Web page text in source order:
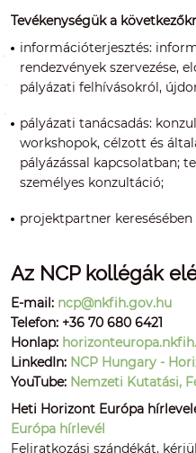
Tevékenységük a
információterjesztés:
rendezvények szervezése,
pályázati felhívásokról,
pályázati tanácsadás:
workshopok, célzott és
pályázással kapcsolatban;
személyes konzultáció;
projektpartner
Az NCP kollégák
E-mail: ncp@nkfih.gov.hu
Telefon: +36 70 680 6421
Honlap:
LinkedIn: NCP Hungary -
YouTube: Nemzeti Kutatási,
Heti Horizont Európa
Európa hírlevél
Feliratkozási szándékát,